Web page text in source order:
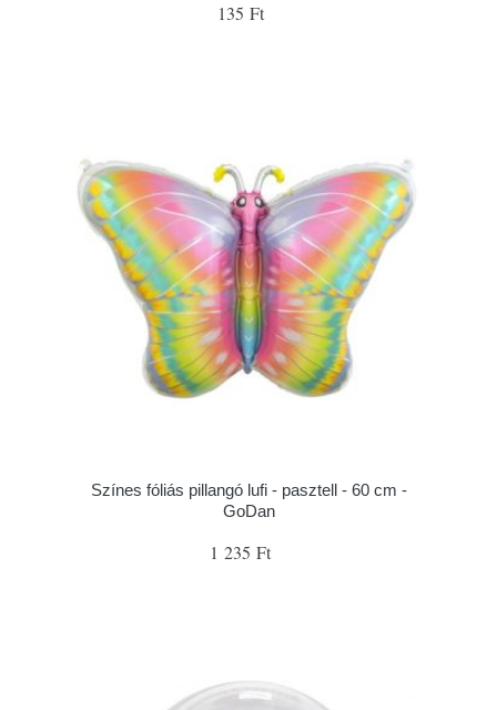
135 Ft
Színes fóliás pillangó lufi - pasztell - 60 cm -
GoDan
1 235 Ft